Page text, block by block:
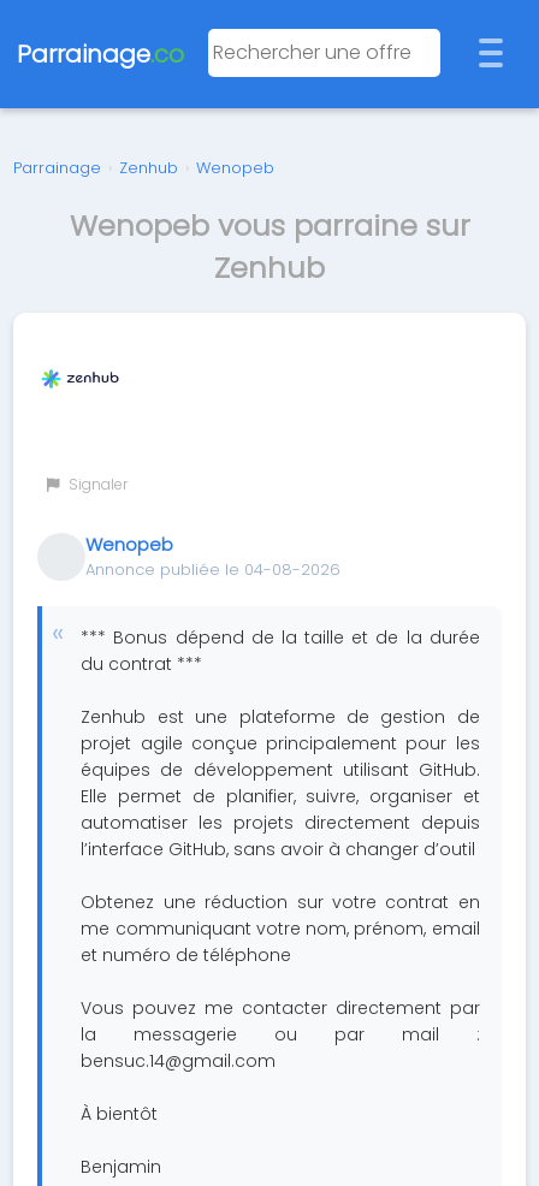
Parrainage.co
Parrainage › Zenhub › Wenopeb
Wenopeb vous parraine sur
Zenhub
Signaler
Wenopeb
Annonce publiée le 04-08-2026
*** Bonus dépend de la taille et de la durée
du contrat ***
Zenhub est une plateforme de gestion de
projet agile conçue principalement pour les
équipes de développement utilisant GitHub.
Elle permet de planifier, suivre, organiser et
automatiser les projets directement depuis
l’interface GitHub, sans avoir à changer d’outil
Obtenez une réduction sur votre contrat en
me communiquant votre nom, prénom, email
et numéro de téléphone
Vous pouvez me contacter directement par
la messagerie ou par mail :
bensuc.14@gmail.com
À bientôt
Benjamin